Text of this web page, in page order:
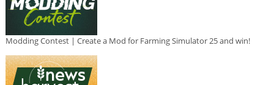
Modding Contest | Create a Mod for Farming Simulator 25 and win!